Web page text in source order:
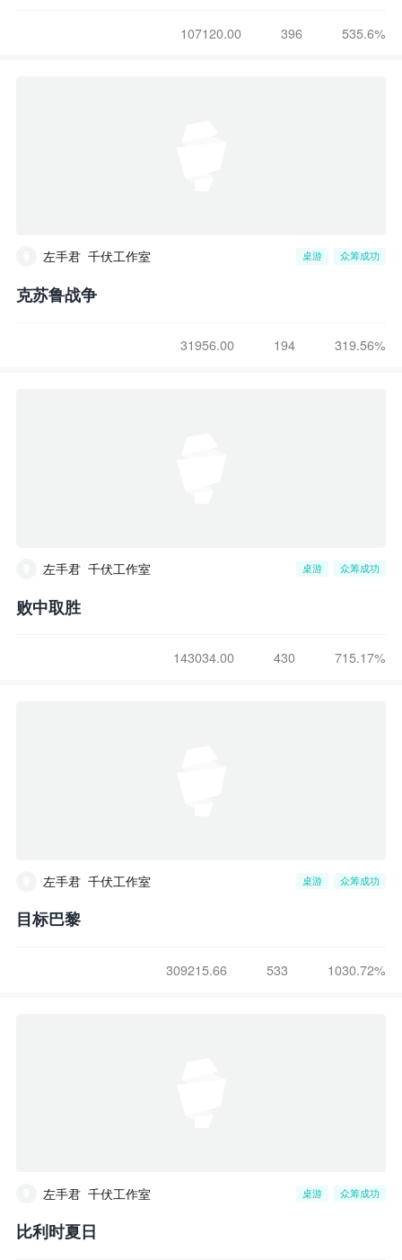
107120.00 396 535.6%
左手君_千伏工作室 桌游 众筹成功
克苏鲁战争
31956.00 194 319.56%
左手君_千伏工作室 桌游 众筹成功
败中取胜
143034.00 430 715.17%
左手君_千伏工作室 桌游 众筹成功
目标巴黎
309215.66 533 1030.72%
左手君_千伏工作室 桌游 众筹成功
比利时夏日